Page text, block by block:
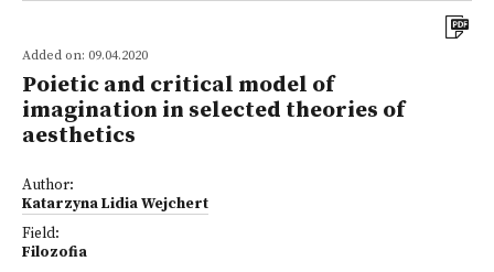
Added on: 09.04.2020
Poietic and critical model of
imagination in selected theories of
aesthetics
Author:
Katarzyna Lidia Wejchert
Field:
Filozofia